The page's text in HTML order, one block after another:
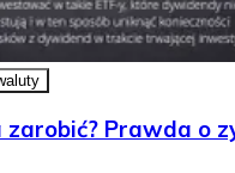
zarobić? Prawda o